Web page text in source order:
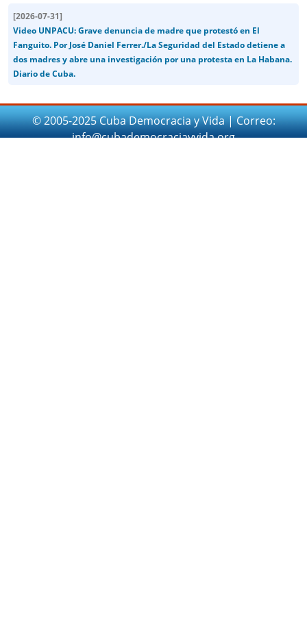
[2026-07-31]
Video UNPACU: Grave denuncia de madre que protestó en El
Fanguito. Por José Daniel Ferrer./La Seguridad del Estado detiene a
dos madres y abre una investigación por una protesta en La Habana.
Diario de Cuba.
© 2005-2025 Cuba Democracia y Vida | Correo:
info@cubademocraciayvida.org